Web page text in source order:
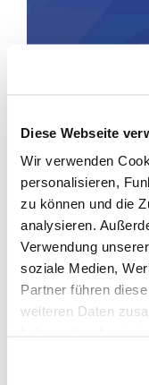
Diese Webseite
Wir verwenden
personalisieren,
zu können und die
analysieren.
Verwendung
soziale Medien,
Partner führen
weiteren Daten